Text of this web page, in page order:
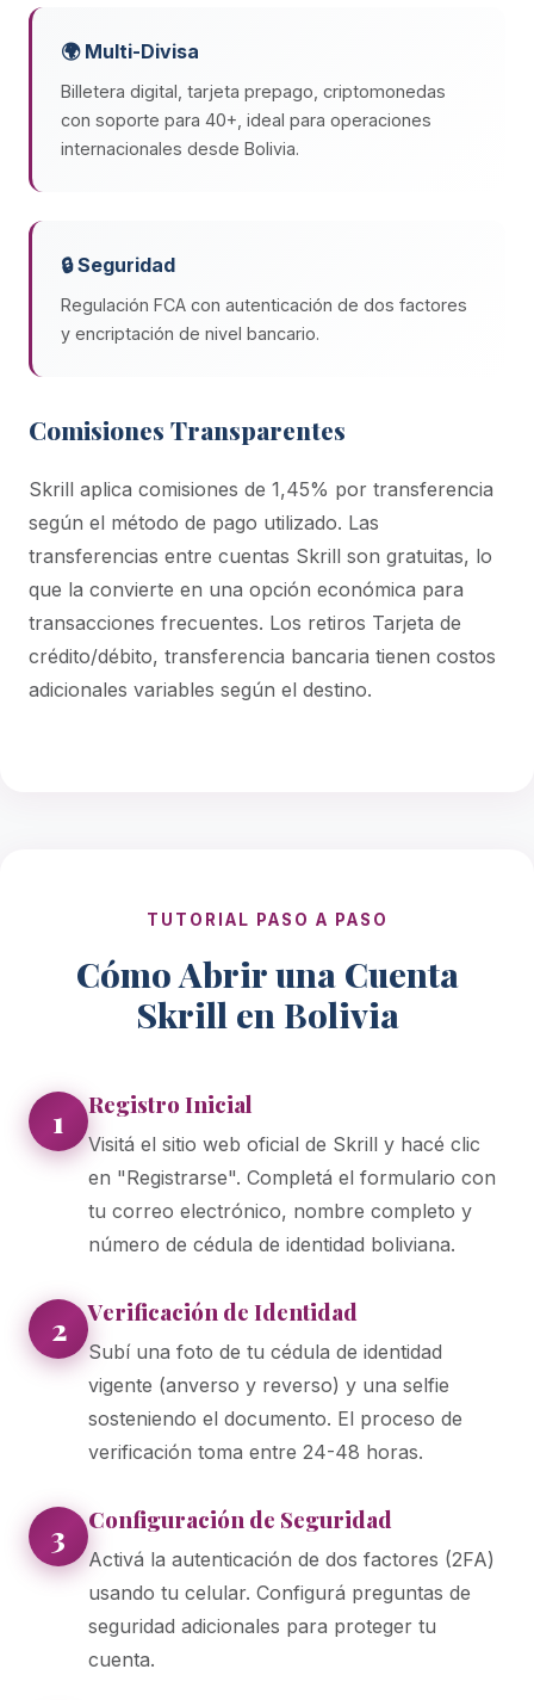
🌍 Multi-Divisa
Billetera digital, tarjeta prepago, criptomonedas
con soporte para 40+, ideal para operaciones
internacionales desde Bolivia.
🔒 Seguridad
Regulación FCA con autenticación de dos factores
y encriptación de nivel bancario.
Comisiones Transparentes
Skrill aplica comisiones de 1,45% por transferencia
según el método de pago utilizado. Las
transferencias entre cuentas Skrill son gratuitas, lo
que la convierte en una opción económica para
transacciones frecuentes. Los retiros Tarjeta de
crédito/débito, transferencia bancaria tienen costos
adicionales variables según el destino.
TUTORIAL PASO A PASO
Cómo Abrir una Cuenta
Skrill en Bolivia
1 Registro Inicial
Visitá el sitio web oficial de Skrill y hacé clic
en "Registrarse". Completá el formulario con
tu correo electrónico, nombre completo y
número de cédula de identidad boliviana.
2 Verificación de Identidad
Subí una foto de tu cédula de identidad
vigente (anverso y reverso) y una selfie
sosteniendo el documento. El proceso de
verificación toma entre 24-48 horas.
3 Configuración de Seguridad
Activá la autenticación de dos factores (2FA)
usando tu celular. Configurá preguntas de
seguridad adicionales para proteger tu
cuenta.